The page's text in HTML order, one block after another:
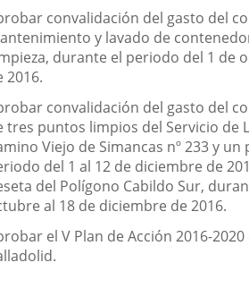
convalidación del gasto del
y lavado de
durante el periodo del 1 de
2016.
convalidación del gasto del
tres puntos limpios del Servicio de
Viejo de Simancas nº 233 y
del 1 al 12 de diciembre de
del Polígono Cabildo Sur,
al 18 de diciembre de 2016.
el V Plan de Acción 2016-